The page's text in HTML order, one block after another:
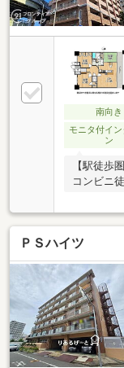
南向き
モニタ付イ
ン
【駅徒歩
コンビニ
グを中心
ＰＳハイツ